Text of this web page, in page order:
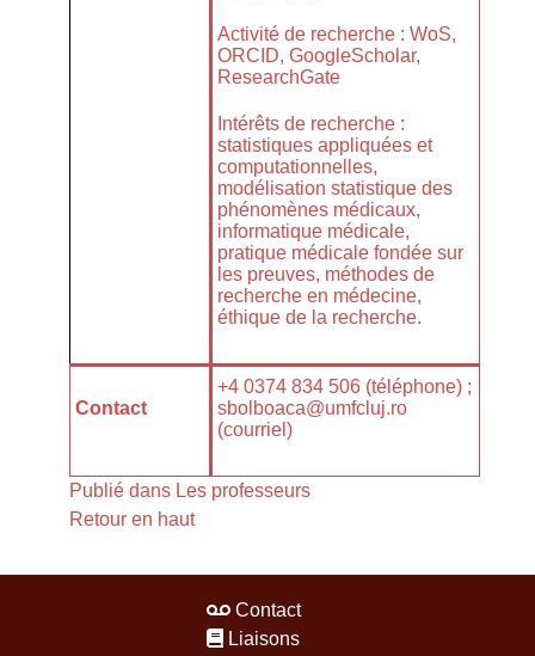
Activité de recherche : WoS,
ORCID, GoogleScholar,
ResearchGate
Intérêts de recherche :
statistiques appliquées et
computationnelles,
modélisation statistique des
phénomènes médicaux,
informatique médicale,
pratique médicale fondée sur
les preuves, méthodes de
recherche en médecine,
éthique de la recherche.
Contact
+4 0374 834 506 (téléphone) ;
sbolboaca@umfcluj.ro
(courriel)
Publié dans Les professeurs
Retour en haut
Contact
Liaisons